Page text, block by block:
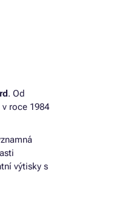
. Od
v roce 1984
výtisky s